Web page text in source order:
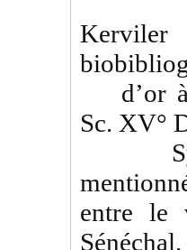
Kerviler
d’or à
Sc. XV°
entre le
Sénéchal.